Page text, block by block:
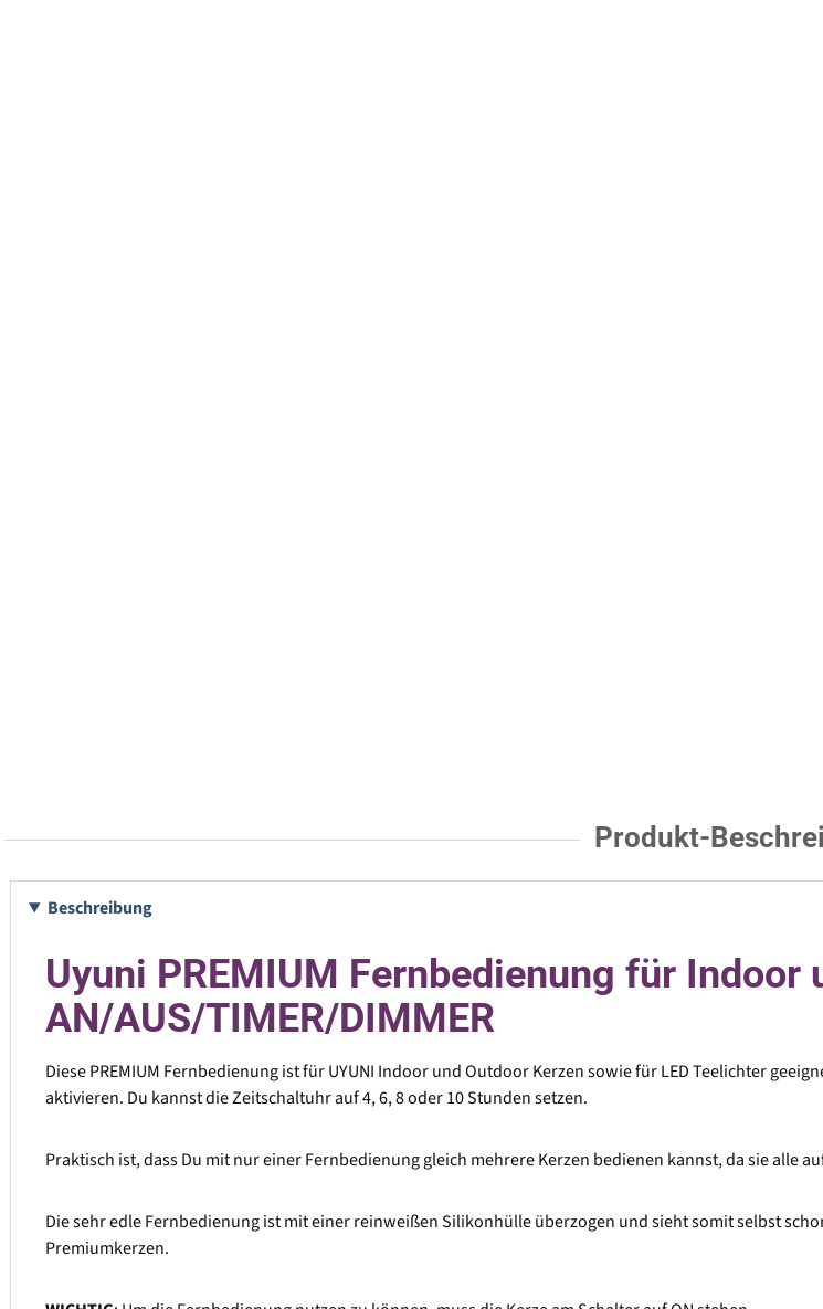
Produkt-
Beschreibung
Uyuni PREMIUM Fernbedienung für Indoor
AN/AUS/TIMER/DIMMER
Diese PREMIUM Fernbedienung ist für UYUNI Indoor und Outdoor Kerzen sowie für LED Teelichter
aktivieren. Du kannst die Zeitschaltuhr auf 4, 6, 8 oder 10 Stunden setzen.
Praktisch ist, dass Du mit nur einer Fernbedienung gleich mehrere Kerzen bedienen kannst, da sie alle
Die sehr edle Fernbedienung ist mit einer reinweißen Silikonhülle überzogen und sieht somit selbst
Premiumkerzen.